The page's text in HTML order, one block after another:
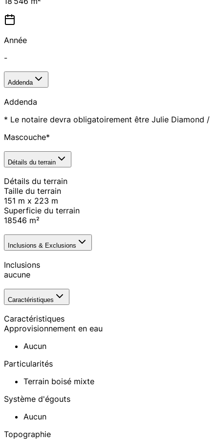
Année
-
Addenda
Addenda
* Le notaire devra obligatoirement être Julie Diamond /
Mascouche*
Détails du terrain
Détails du terrain
Taille du terrain
151 m x 223 m
Superficie du terrain
18546 m²
Inclusions & Exclusions
Inclusions
aucune
Caractéristiques
Caractéristiques
Approvisionnement en eau
Aucun
Particularités
Terrain boisé mixte
Système d'égouts
Aucun
Topographie